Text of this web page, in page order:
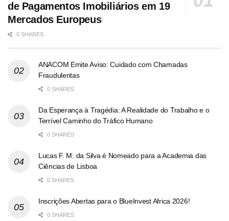
de Pagamentos Imobiliários em 19
Mercados Europeus
0 SHARES
ANACOM Emite Aviso: Cuidado com Chamadas
Fraudulentas
0 SHARES
Da Esperança à Tragédia: A Realidade do Trabalho e o
Terrível Caminho do Tráfico Humano
0 SHARES
Lucas F. M. da Silva é Nomeado para a Academia das
Ciências de Lisboa
0 SHARES
Inscrições Abertas para o BlueInvest Africa 2026!
0 SHARES